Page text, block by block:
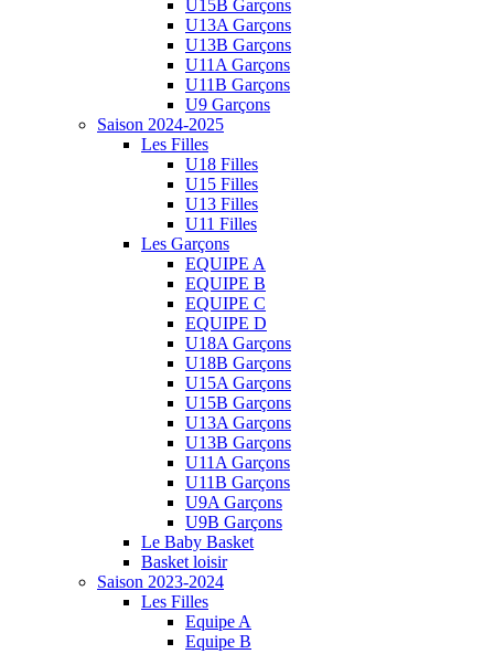
U15B Garçons
U13A Garçons
U13B Garçons
U11A Garçons
U11B Garçons
U9 Garçons
Saison 2024-2025
Les Filles
U18 Filles
U15 Filles
U13 Filles
U11 Filles
Les Garçons
EQUIPE A
EQUIPE B
EQUIPE C
EQUIPE D
U18A Garçons
U18B Garçons
U15A Garçons
U15B Garçons
U13A Garçons
U13B Garçons
U11A Garçons
U11B Garçons
U9A Garçons
U9B Garçons
Le Baby Basket
Basket loisir
Saison 2023-2024
Les Filles
Equipe A
Equipe B